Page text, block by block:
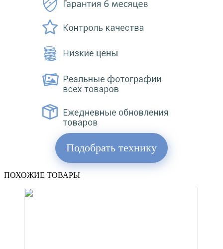
Подобрать технику
ПОХОЖИЕ ТОВАРЫ